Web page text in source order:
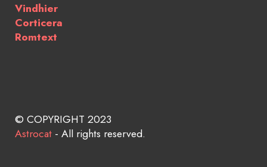
Vindhier
Corticera
Romtext
© COPYRIGHT 2023
Astrocat - All rights reserved.